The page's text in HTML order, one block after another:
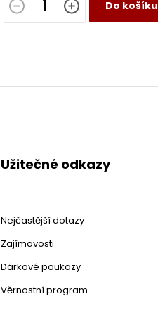
Do košíku
Užitečné odkazy
Nejčastější dotazy
Zajímavosti
Dárkové poukazy
Věrnostní program